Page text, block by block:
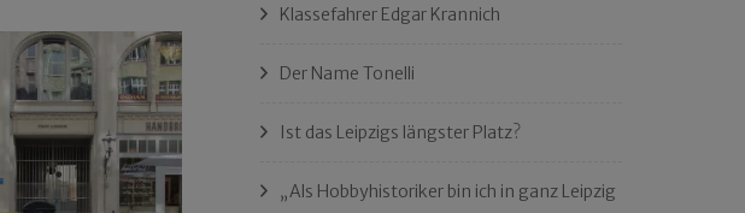
Klassefahrer Edgar Krannich
Der Name Tonelli
Ist das Leipzigs längster Platz?
„Als Hobbyhistoriker bin ich in ganz Leipzig